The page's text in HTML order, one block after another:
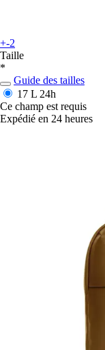
+-2
Taille
*
Guide des tailles
17 L 24h
Ce champ est requis
Expédié en 24 heures